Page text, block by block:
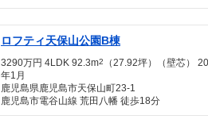
ロフティ天保山公園B棟
3290万円 4LDK 92.3m2
（27.92坪）（壁芯）
年1月
鹿児島県鹿児島市天保山町23-1
鹿児島市電谷山線 荒田八幡 徒歩18分